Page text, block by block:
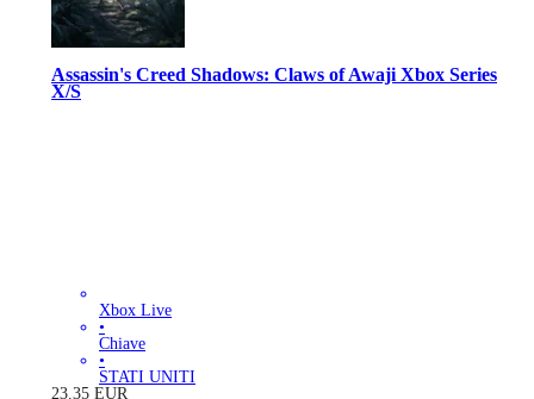
Assassin's Creed Shadows: Claws of Awaji Xbox Series
X/S
Xbox Live
•
Chiave
•
STATI UNITI
23.35 EUR